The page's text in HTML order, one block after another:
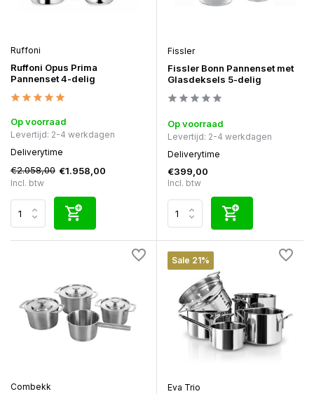
Ruffoni
Ruffoni Opus Prima
Pannenset 4-delig
Op voorraad
Levertijd: 2-4 werkdagen
Deliverytime
€2.058,00 €1.958,00
Incl. btw
Fissler
Fissler Bonn Pannenset met
Glasdeksels 5-delig
Op voorraad
Levertijd: 2-4 werkdagen
Deliverytime
€399,00
Incl. btw
Combekk
Sale 21%
Eva Trio